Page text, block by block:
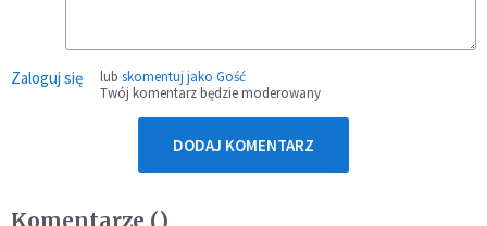
Zaloguj się lub skomentuj jako Gość
Twój komentarz będzie moderowany
DODAJ KOMENTARZ